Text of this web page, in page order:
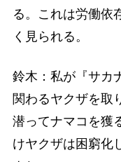
る。これは労働依
く見られる。
鈴木：私が『サカ
関わるヤクザを取
潜ってナマコを獲
けヤクザは困窮化